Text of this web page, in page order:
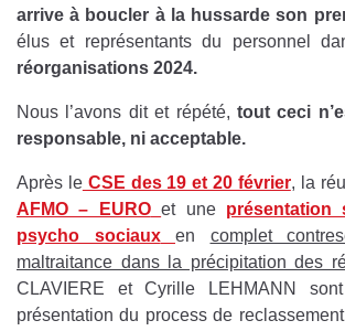
arrive à boucler à la hussarde son
élus et représentants du personnel
réorganisations 2024.
Nous l’avons dit et répété, tout ceci
responsable, ni acceptable.
Après leCSE des 19 et 20 février, la
AFMO – EURO et une
psycho sociaux
en complet
maltraitance dans la précipitation des
CLAVIERE et Cyrille LEHMANN
présentation du process de